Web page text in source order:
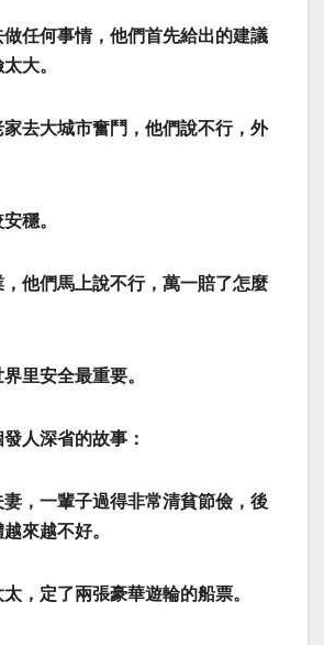
任何事情，他們首先給出的建議
大。
去大城市奮鬥，他們說不行，外
穩。
他們馬上說不行，萬一賠了怎麼
里安全最重要。
人深省的故事：
妻，一輩子過得非常清貧節儉，後
來越不好。
，定了兩張豪華遊輪的船票。